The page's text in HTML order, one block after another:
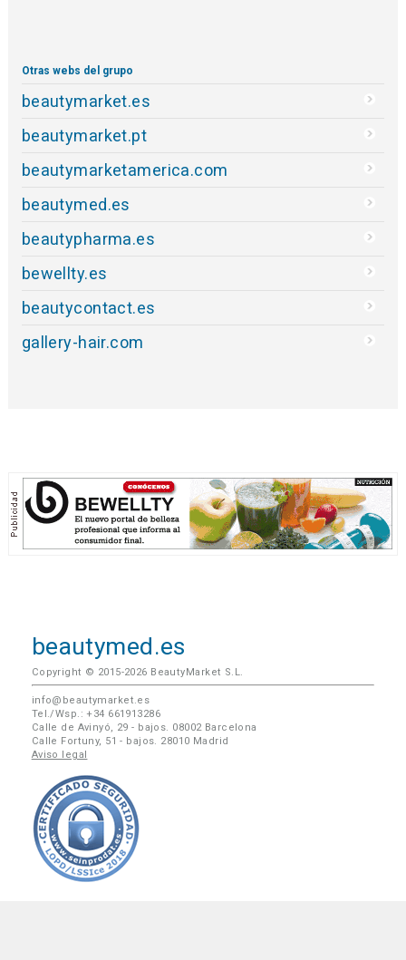
Otras webs del grupo
beautymarket.es
beautymarket.pt
beautymarketamerica.com
beautymed.es
beautypharma.es
bewellty.es
beautycontact.es
gallery-hair.com
beautymed.es
Copyright © 2015-2026 BeautyMarket S.L.
info@beautymarket.es
Tel./Wsp.: +34 661913286
Calle de Avinyó, 29 - bajos. 08002 Barcelona
Calle Fortuny, 51 - bajos. 28010 Madrid
Aviso legal